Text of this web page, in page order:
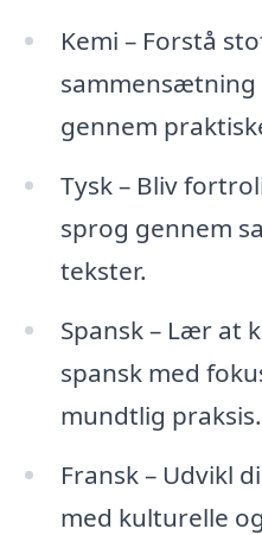
Kemi – Forstå
gennem
Tysk – Bliv
sprog gennem
tekster.
Spansk – Lær at
spansk med
mundtlig praksis.
Fransk – Udvikl
med kulturelle